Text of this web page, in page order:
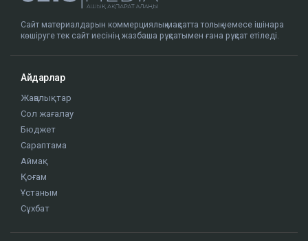
Сайт материалдарын коммерциялық мақсатта толық немесе ішінара
көшіруге тек сайт иесінің жазбаша рұқсатымен ғана рұқсат етіледі.
Айдарлар
Жаңалықтар
Сол жағалау
Бюджет
Сараптама
Аймақ
Қоғам
Ұстаным
Сұхбат